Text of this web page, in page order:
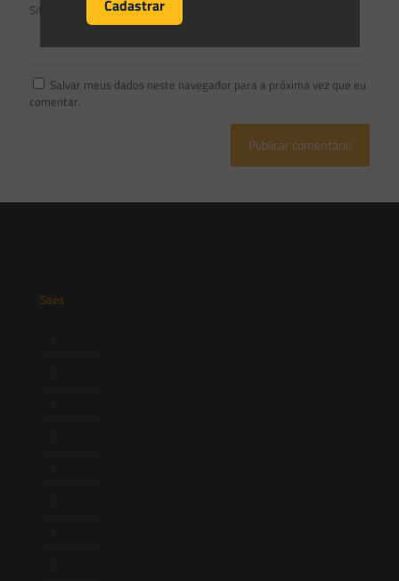
Site
Salvar meus dados neste navegador para a próxima vez que eu
comentar.
Saes